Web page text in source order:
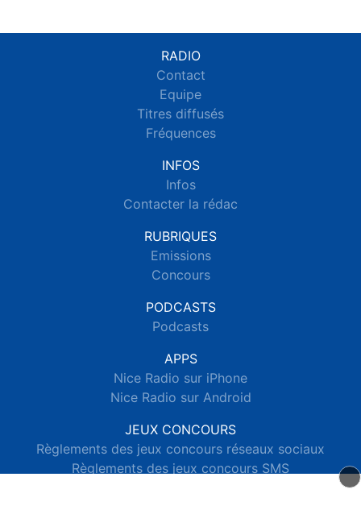
RADIO
Contact
Equipe
Titres diffusés
Fréquences
INFOS
Infos
Contacter la rédac
RUBRIQUES
Emissions
Concours
PODCASTS
Podcasts
APPS
Nice Radio sur iPhone
Nice Radio sur Android
JEUX CONCOURS
Règlements des jeux concours réseaux sociaux
Règlements des jeux concours SMS